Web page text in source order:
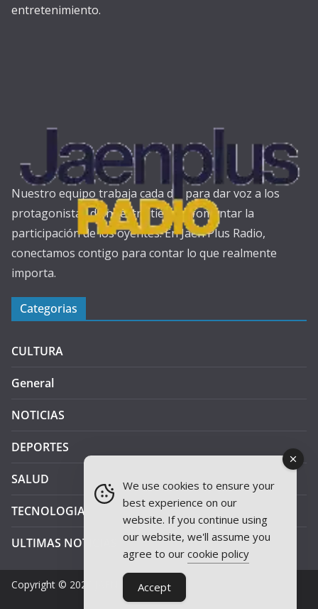
entretenimiento.
Nuestro equipo trabaja cada día para dar voz a los
protagonistas de nuestra tierra y fomentar la
participación de los oyentes. En Jaén Plus Radio,
conectamos contigo para contar lo que realmente
importa.
Categorias
CULTURA
General
NOTICIAS
DEPORTES
SALUD
TECNOLOGIA
ULTIMAS NOTICIAS
Copyright © 2026 JAEN PLUS RADIO
We use cookies to ensure your
best experience on our
website. If you continue using
our website, we'll assume you
agree to our cookie policy
Accept